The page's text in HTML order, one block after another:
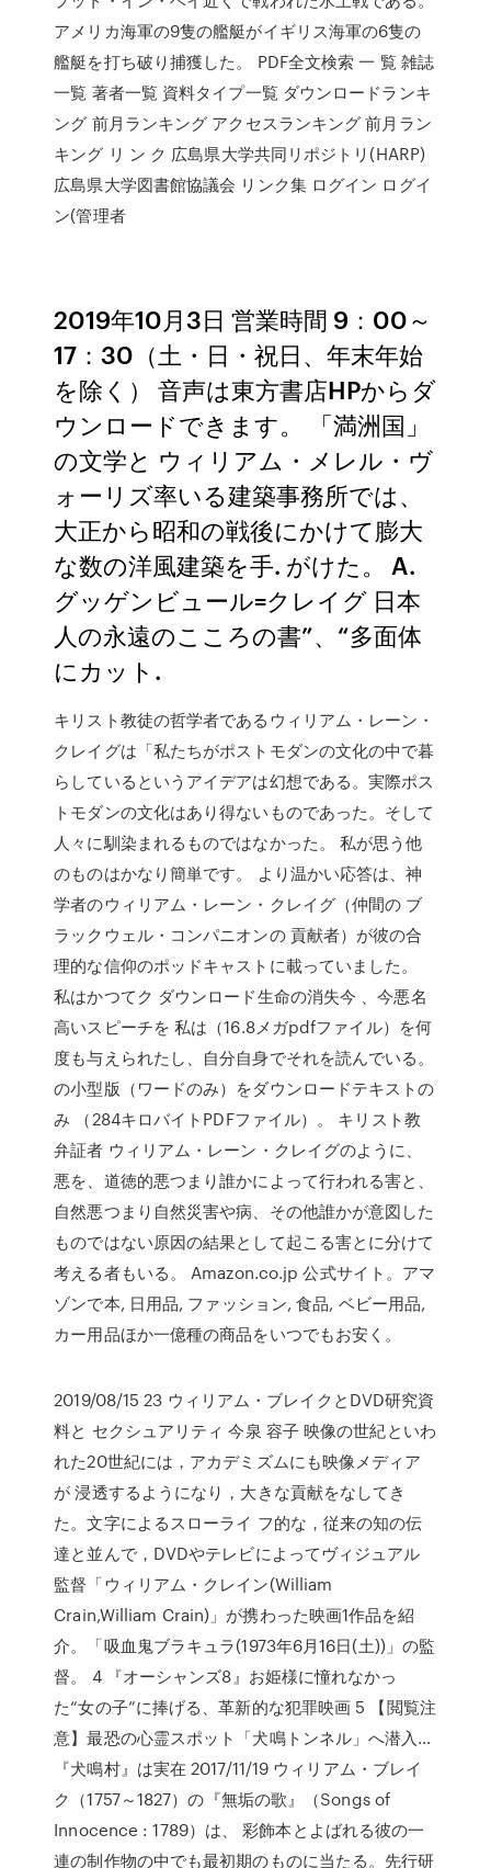
アメリカ海軍の9隻の艦艇がイギリス海軍の6隻の
艦艇を打ち破り捕獲した。 PDF全文検索 一 覧 雑誌
一覧 著者一覧 資料タイプ一覧 ダウンロードランキ
ング 前月ランキング アクセスランキング 前月ラン
キング リ ン ク 広島県大学共同リポジトリ(HARP)
広島県大学図書館協議会 リンク集 ログイン ログイ
ン(管理者
2019年10月3日 営業時間 9：00～
17：30（土・日・祝日、年末年始
を除く） 音声は東方書店HPからダ
ウンロードできます。 「満洲国」
の文学と ウィリアム・メレル・ヴ
ォーリズ率いる建築事務所では、
大正から昭和の戦後にかけて膨大
な数の洋風建築を手. がけた。 A.
グッゲンビュール=クレイグ 日本
人の永遠のこころの書”、“多面体
にカット.
キリスト教徒の哲学者であるウィリアム・レーン・
クレイグは「私たちがポストモダンの文化の中で暮
らしているというアイデアは幻想である。実際ポス
トモダンの文化はあり得ないものであった。そして
人々に馴染まれるものではなかった。 私が思う他
のものはかなり簡単です。 より温かい応答は、神
学者のウィリアム・レーン・クレイグ（仲間の ブ
ラックウェル・コンパニオンの 貢献者）が彼の合
理的な信仰のポッドキャストに載っていました。
私はかつてク ダウンロード生命の消失今 、今悪名
高いスピーチを 私は（16.8メガpdfファイル）を何
度も与えられたし、自分自身でそれを読んでいる。
の小型版（ワードのみ）をダウンロードテキストの
み （284キロバイトPDFファイル）。 キリスト教
弁証者 ウィリアム・レーン・クレイグのように、
悪を、道徳的悪つまり誰かによって行われる害と、
自然悪つまり自然災害や病、その他誰かが意図した
ものではない原因の結果として起こる害とに分けて
考える者もいる。 Amazon.co.jp 公式サイト。アマ
ゾンで本, 日用品, ファッション, 食品, ベビー用品,
カー用品ほか一億種の商品をいつでもお安く。
2019/08/15 23 ウィリアム・ブレイクとDVD研究資
料と セクシュアリティ 今泉 容子 映像の世紀といわ
れた20世紀には，アカデミズムにも映像メディア
が 浸透するようになり，大きな貢献をなしてき
た。文字によるスローライ フ的な，従来の知の伝
達と並んで，DVDやテレビによってヴィジュアル
監督「ウィリアム・クレイン(William
Crain,William Crain)」が携わった映画1作品を紹
介。「吸血鬼ブラキュラ(1973年6月16日(土))」の監
督。 4 『オーシャンズ8』お姫様に憧れなかっ
た“女の子”に捧げる、革新的な犯罪映画 5 【閲覧注
意】最恐の心霊スポット「犬鳴トンネル」へ潜入…
『犬鳴村』は実在 2017/11/19 ウィリアム・ブレイ
ク（1757～1827）の『無垢の歌』（Songs of
Innocence : 1789）は、 彩飾本とよばれる彼の一
連の制作物の中でも最初期のものに当たる。先行研